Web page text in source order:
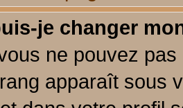
je changer
ne pouvez
apparaît sous